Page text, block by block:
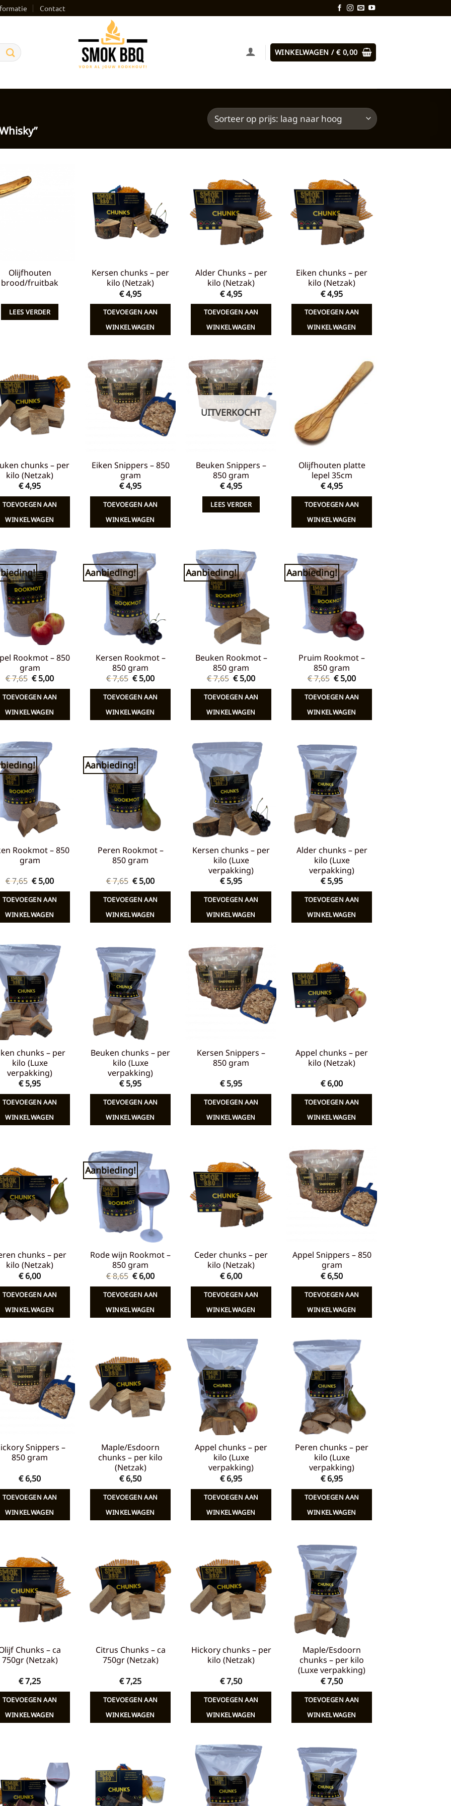
Contact
WINKELWAGEN / €0,00
Olijfhouten
brood/fruitbak
LEES VERDER
Toevoegen
aan
verlanglijst
Kersen chunks – per
kilo (Netzak)
€4,95
TOEVOEGEN AAN
WINKELWAGEN
Toevoegen
aan
verlanglijst
Alder Chunks – per
kilo (Netzak)
€4,95
TOEVOEGEN AAN
WINKELWAGEN
Toevoegen
aan
verlanglijst
Eiken chunks – per
kilo (Netzak)
€4,95
TOEVOEGEN AAN
WINKELWAGEN
Toevoegen
aan
verlanglijst
chunks – per
kilo (Netzak)
€4,95
TOEVOEGEN AAN
WINKELWAGEN
Toevoegen
aan
verlanglijst
Eiken Snippers – 850
gram
€4,95
TOEVOEGEN AAN
WINKELWAGEN
Toevoegen
aan
verlanglijst
UITVERKOCHT
Beuken Snippers –
850 gram
€4,95
LEES VERDER
Toevoegen
aan
verlanglijst
Olijfhouten platte
lepel 35cm
€4,95
TOEVOEGEN AAN
WINKELWAGEN
Toevoegen
aan
verlanglijst
Rookmot – 850
gram
€7,65 Oorspronkelijke
prijs
was:
€ 7,65.
€5,00Huidige
is:
€ 5,00.
TOEVOEGEN AAN
WINKELWAGEN
Aanbieding!
Toevoegen
aan
verlanglijst
Kersen Rookmot –
850 gram
€7,65 Oorspronkelijke
prijs
was:
€ 7,65.
€5,00Huidige
is:
€ 5,00.
TOEVOEGEN AAN
WINKELWAGEN
Aanbieding!
Toevoegen
aan
verlanglijst
Beuken Rookmot –
850 gram
€7,65 Oorspronkelijke
prijs
was:
€ 7,65.
€5,00Huidige
is:
€ 5,00.
TOEVOEGEN AAN
WINKELWAGEN
Aanbieding!
Toevoegen
verlanglijst
Pruim Rookmot –
850 gram
€7,65 Oorspronkelijke
prijs
was:
€ 7,65.
€5,00Huidige
is:
€ 5,00.
TOEVOEGEN AAN
WINKELWAGEN
Toevoegen
verlanglijst
Rookmot – 850
gram
€7,65 Oorspronkelijke
prijs
was:
€ 7,65.
€5,00Huidige
is:
€ 5,00.
TOEVOEGEN AAN
WINKELWAGEN
Aanbieding!
Toevoegen
verlanglijst
Peren Rookmot –
850 gram
€7,65 Oorspronkelijke
prijs
was:
€ 7,65.
€5,00Huidige
is:
€ 5,00.
TOEVOEGEN AAN
WINKELWAGEN
Toevoegen
aan
verlanglijst
Kersen chunks – per
kilo (Luxe
verpakking)
€5,95
TOEVOEGEN AAN
WINKELWAGEN
Toevoegen
aan
verlanglijst
Alder chunks – per
kilo (Luxe
verpakking)
€5,95
TOEVOEGEN AAN
WINKELWAGEN
Toevoegen
aan
verlanglijst
chunks – per
kilo (Luxe
verpakking)
€5,95
TOEVOEGEN AAN
WINKELWAGEN
Toevoegen
aan
verlanglijst
Beuken chunks – per
kilo (Luxe
verpakking)
€5,95
TOEVOEGEN AAN
WINKELWAGEN
Toevoegen
aan
verlanglijst
Kersen Snippers –
850 gram
€5,95
TOEVOEGEN AAN
WINKELWAGEN
Toevoegen
aan
verlanglijst
Appel chunks – per
kilo (Netzak)
€6,00
TOEVOEGEN AAN
WINKELWAGEN
Toevoegen
aan
verlanglijst
chunks – per
kilo (Netzak)
€6,00
TOEVOEGEN AAN
WINKELWAGEN
Aanbieding!
Toevoegen
verlanglijst
Rode wijn Rookmot –
850 gram
€8,65 Oorspronkelijke
prijs
was:
€ 8,65.
€6,00Huidige
is:
€ 6,00.
TOEVOEGEN AAN
WINKELWAGEN
Toevoegen
aan
verlanglijst
Ceder chunks – per
kilo (Netzak)
€6,00
TOEVOEGEN AAN
WINKELWAGEN
Toevoegen
aan
verlanglijst
Appel Snippers – 850
gram
€6,50
TOEVOEGEN AAN
WINKELWAGEN
Toevoegen
aan
verlanglijst
Snippers –
850 gram
€6,50
TOEVOEGEN AAN
WINKELWAGEN
Toevoegen
aan
verlanglijst
Maple/Esdoorn
chunks – per kilo
(Netzak)
€6,50
TOEVOEGEN AAN
WINKELWAGEN
Toevoegen
verlanglijst
Appel chunks – per
kilo (Luxe
verpakking)
€6,95
TOEVOEGEN AAN
WINKELWAGEN
Toevoegen
aan
verlanglijst
Peren chunks – per
kilo (Luxe
verpakking)
€6,95
TOEVOEGEN AAN
WINKELWAGEN
Toevoegen
aan
verlanglijst
Chunks – ca
750gr (Netzak)
€7,25
TOEVOEGEN AAN
WINKELWAGEN
Toevoegen
aan
verlanglijst
Citrus Chunks – ca
750gr (Netzak)
€7,25
TOEVOEGEN AAN
WINKELWAGEN
Toevoegen
aan
verlanglijst
Hickory chunks – per
kilo (Netzak)
€7,50
TOEVOEGEN AAN
WINKELWAGEN
Toevoegen
aan
verlanglijst
Maple/Esdoorn
chunks – per kilo
(Luxe verpakking)
€7,50
TOEVOEGEN AAN
WINKELWAGEN
Toevoegen
aan
verlanglijst
Toevoegen
aan
verlanglijst
Toevoegen
aan
verlanglijst
Toevoegen
aan
verlanglijst